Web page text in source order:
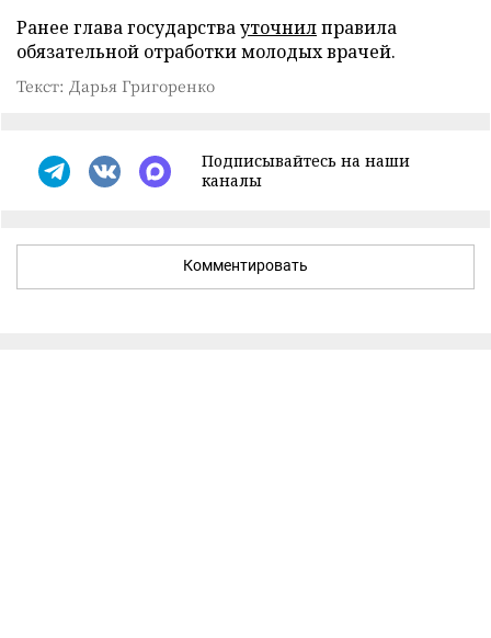
Ранее глава государствауточнилправила
обязательной отработки молодых врачей.
Текст: Дарья Григоренко
Подписывайтесь на наши
каналы
Комментировать